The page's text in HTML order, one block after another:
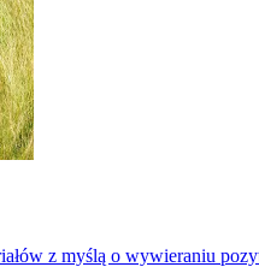
z myślą o wywieraniu